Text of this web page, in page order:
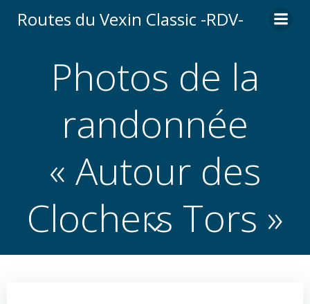
au
Routes du Vexin Classic -RDV-
Photos de la
randonnée
« Autour des
Clochers Tors »